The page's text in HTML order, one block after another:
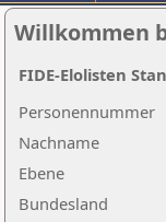
Willkommen
Nachname
Ebene
Personennummer
Bundesland
FIDE-Elolisten